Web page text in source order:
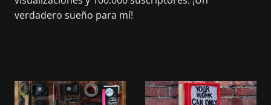
verdadero sueño para mí!